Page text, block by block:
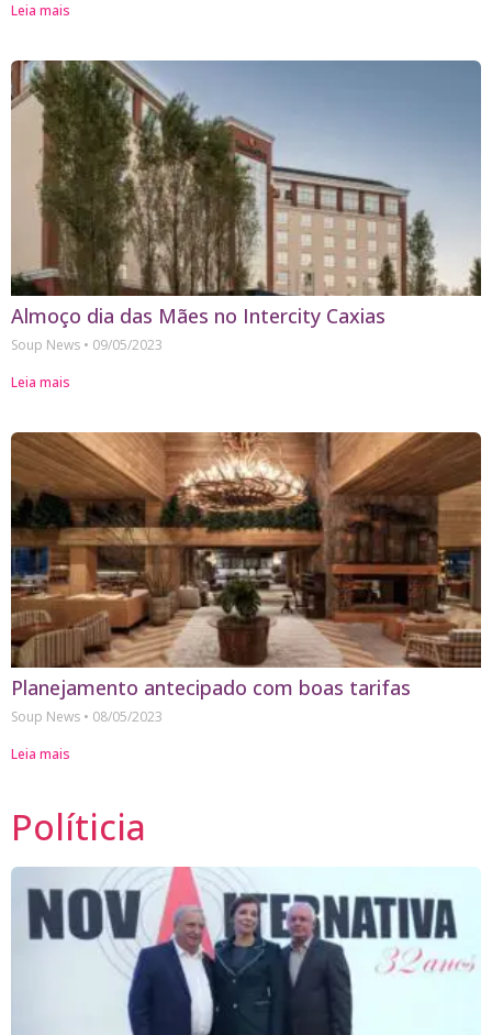
Leia mais
Almoço dia das Mães no Intercity Caxias
Soup News
09/05/2023
Leia mais
Planejamento antecipado com boas tarifas
Soup News
08/05/2023
Leia mais
Políticia